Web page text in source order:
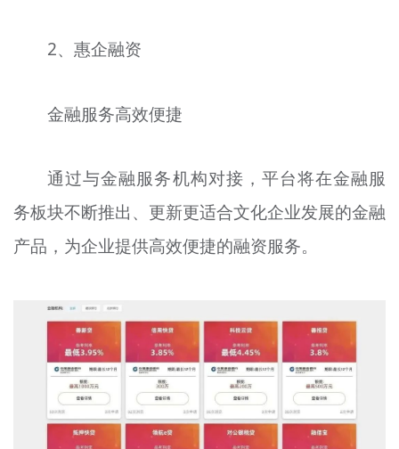
2、惠企融资
金融服务高效便捷
通过与金融服务机构对接，平台将在金融服
务板块不断推出、更新更适合文化企业发展的金融
产品，为企业提供高效便捷的融资服务。